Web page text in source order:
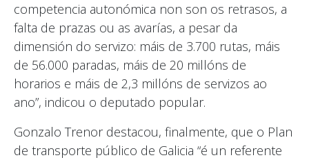
competencia autonómica non son os retrasos, a
falta de prazas ou as avarías, a pesar da
dimensión do servizo: máis de 3.700 rutas, máis
de 56.000 paradas, máis de 20 millóns de
horarios e máis de 2,3 millóns de servizos ao
ano”, indicou o deputado popular.
Gonzalo Trenor destacou, finalmente, que o Plan
de transporte público de Galicia “é un referente